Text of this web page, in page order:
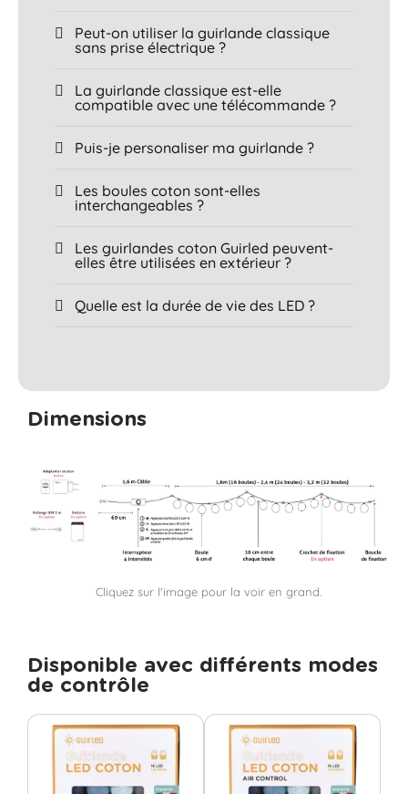
Peut-on utiliser la guirlande classique
sans prise électrique ?
La guirlande classique est-elle
compatible avec une télécommande ?
Puis-je personaliser ma guirlande ?
Les boules coton sont-elles
interchangeables ?
Les guirlandes coton Guirled peuvent-
elles être utilisées en extérieur ?
Quelle est la durée de vie des LED ?
Dimensions
Cliquez sur l'image pour la voir en grand.
Disponible avec différents modes
de contrôle